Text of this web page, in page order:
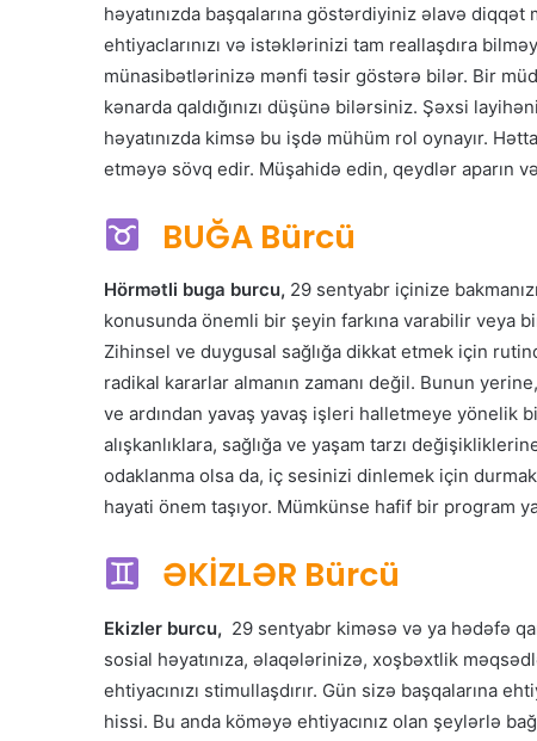
həyatınızda başqalarına göstərdiyiniz əlavə
ehtiyaclarınızı və istəklərinizi tam reallaşdıra
münasibətlərinizə mənfi təsir göstərə bilər. Bir
kənarda qaldığınızı düşünə bilərsiniz. Şəxsi
həyatınızda kimsə bu işdə mühüm rol oynayır.
etməyə sövq edir. Müşahidə edin, qeydlər aparın
BUĞA Bürcü
Hörmətli buga burcu, 29 sentyabr içinize
konusunda önemli bir şeyin farkına varabilir veya
Zihinsel ve duygusal sağlığa dikkat etmek için
radikal kararlar almanın zamanı değil. Bunun
ve ardından yavaş yavaş işleri halletmeye yönelik
alışkanlıklara, sağlığa ve yaşam tarzı
odaklanma olsa da, iç sesinizi dinlemek için
hayati önem taşıyor. Mümkünse hafif bir program
ƏKİZLƏR Bürcü
Ekizler burcu, 29 sentyabr kiməsə və ya hədəfə
sosial həyatınıza, əlaqələrinizə, xoşbəxtlik
ehtiyacınızı stimullaşdırır. Gün sizə başqalarına
hissi. Bu anda köməyə ehtiyacınız olan şeylərlə